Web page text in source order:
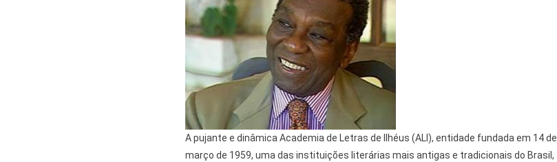
A pujante e dinâmica Academia de Letras de Ilhéus (ALI), entidade fundada em 14 de
março de 1959, uma das instituições literárias mais antigas e tradicionais do Brasil,